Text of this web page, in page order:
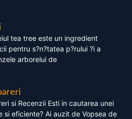
tea tree este un ingredient
pentru s?n?tatea p?rului ?i a
arborelui de
si Recenzii Esti in cautarea unei
eficiente? Ai auzit de Vopsea de